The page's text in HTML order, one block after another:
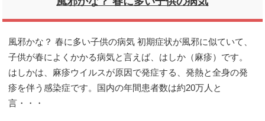
風邪かな？ 春に多い子供の病気 初期症状が風邪に似ていて、
子供が春によくかかる病気と言えば、はしか（麻疹）です。
はしかは、麻疹ウイルスが原因で発症する、発熱と全身の発
疹を伴う感染症です。国内の年間患者数は約20万人と
言・・・